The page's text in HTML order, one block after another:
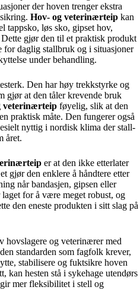
der hoven trenger ekstra
Hov- og veterinærteip kan
tappsko, løs sko, gipset hov,
gjør den til et praktisk produkt
for daglig stallbruk og i situasjoner
under behandling.
Den har høy trekkstyrke og
gjør at den tåler krevende bruk
veterinærteip føyelig, slik at den
praktisk måte. Den fungerer også
nyttig i nordisk klima der stall-
året.
er at den ikke etterlater
gjør den enklere å håndtere etter
når bandasjen, gipsen eller
laget for å være meget robust, og
den eneste produkten i sitt slag på
hovslagere og veterinærer med
standarden som fagfolk krever,
stabilisere og fuktsikre hoven
kan hesten stå i sykehage utendørs
mer fleksibilitet i stell og